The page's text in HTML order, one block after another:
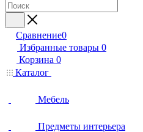
Сравнение0
Избранные товары 0
Корзина 0
Каталог
Мебель
Предметы интерьера